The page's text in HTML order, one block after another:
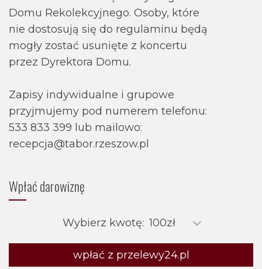
Domu Rekolekcyjnego. Osoby, które
nie dostosują się do regulaminu będą
mogły zostać usunięte z koncertu
przez Dyrektora Domu.
Zapisy indywidualne i grupowe
przyjmujemy pod numerem telefonu:
533 833 399 lub mailowo:
recepcja@tabor.rzeszow.pl
Wpłać darowiznę
Wybierz kwotę:
wpłać z przelewy24.pl